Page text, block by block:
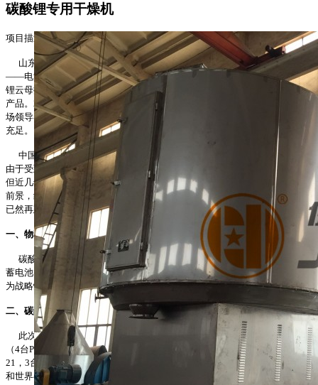
碳酸锂专用干燥机
项目描述：
山东瑞福锂业有限公司是一家专门从事矿石提取制备锂电池正极原材料
——电池级碳酸锂的新能源高科技企业，也是全球第一家同时拥有锂辉石和
锂云母提锂技术的生产企业。公司主营电池级碳酸锂、工业级碳酸锂等系列
产品。2015年公司积极寻求原材料供应商，完成了与号称锂化合物的全球市
场领导者和主要的锂原料生产商之一的公司的合作，保证锂矿石资源的供应
充足。
中国是全球第二大锂资源国，占全球资源储量的26.92%，但长期以来，
由于受到生产工艺的限制，产能供给比较有限，对进口产品的依赖度较大；
但近几年，随着国内碳酸锂生产技术的成熟化，企业深知碳酸锂生产的广阔
前景，纷纷加大碳酸锂生产项目。此次山东瑞福锂业2万吨碳酸锂扩建项目
已然再建。
一、物料概述
碳酸锂作为锂离子动力电池的核心原料，正由于国内电动车产业化及铅
蓄电池替代等进程加速，其广阔的需求空间越来越被业界看好。此外，锂作
为战略性资源，其逐日上升的地位也被业界寄予稀土“第二”的期待。
二、碳酸锂干燥机概述
此次在山东瑞福锂业2万吨碳酸锂扩建项目中，我司设计的
盘式干燥机
（4台PLG-3000*16，2台PLG-2200*12），卧式螺带混合机（3台WLDH-
21，3台WLDH-21）在众多竞标者中凭借优异的设备质量，成熟的售后体系
和世界^的干燥技术成功中标！
一直是我司的拳头产品，其能耗